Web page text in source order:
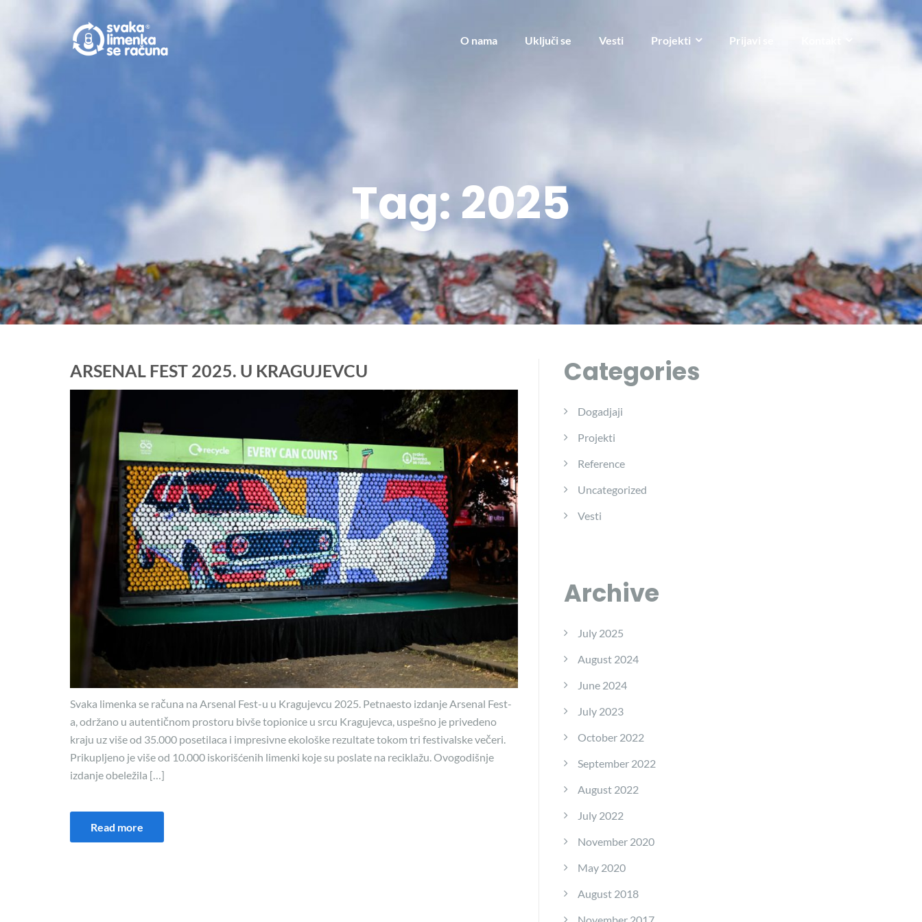
O nama Uključi se Vesti Projekti Prijavi se
Tag: 2025
ARSENAL FEST 2025. U KRAGUJEVCU
Svaka limenka se računa na Arsenal Fest-u u Kragujevcu 2025. Petnaesto izdanje Arsenal Fest-
a, održano u autentičnom prostoru bivše topionice u srcu Kragujevca, uspešno je privedeno
kraju uz više od 35.000 posetilaca i impresivne ekološke rezultate tokom tri festivalske večeri.
Prikupljeno je više od 10.000 iskorišćenih limenki koje su poslate na reciklažu. Ovogodišnje
izdanje obeležila […]
Read more
Categories
Dogadjaji
Projekti
Reference
Uncategorized
Vesti
Archive
July 2025
August 2024
June 2024
July 2023
October 2022
September 2022
August 2022
July 2022
November 2020
May 2020
August 2018